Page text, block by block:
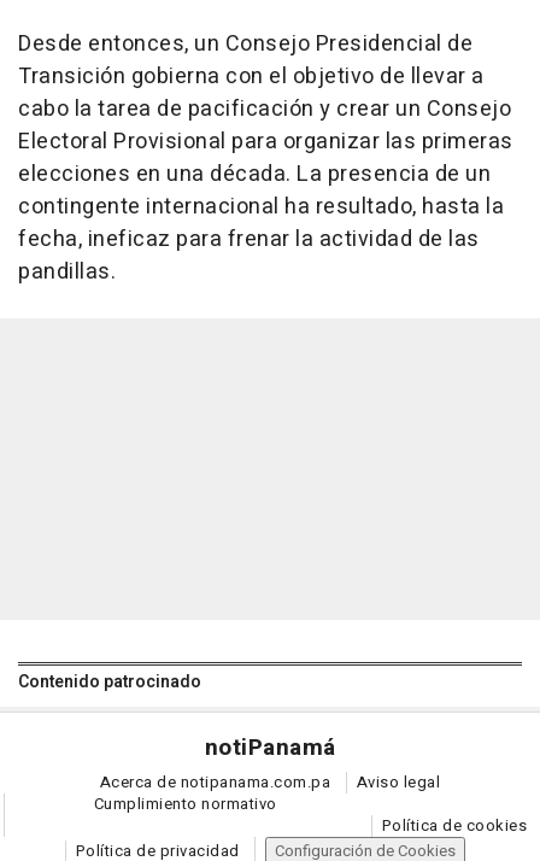
Desde entonces, un Consejo Presidencial de
Transición gobierna con el objetivo de llevar a
cabo la tarea de pacificación y crear un Consejo
Electoral Provisional para organizar las primeras
elecciones en una década. La presencia de un
contingente internacional ha resultado, hasta la
fecha, ineficaz para frenar la actividad de las
pandillas.
Contenido patrocinado
notiPanamá
Acerca de notipanama.com.pa
Aviso legal
Cumplimiento normativo
Política de cookies
Política de privacidad
Configuración de Cookies